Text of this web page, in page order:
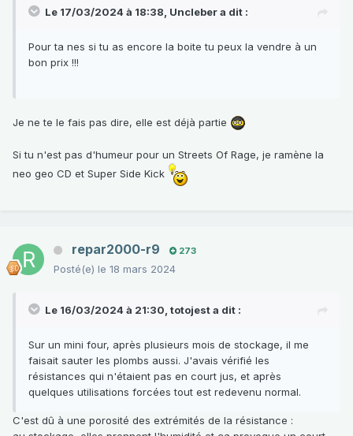
Le 17/03/2024 à 18:38, Unclebera dit :
Pour ta nes si tu as encore la boite tu peux la vendre à un
bon prix !!!
Je ne te le fais pas dire, elle est déjà partie
Si tu n'est pas d'humeur pour un Streets Of Rage, je ramène la
neo geo CD et Super Side Kick
repar2000-r9 273
Posté(e) le 18 mars 2024
Le 16/03/2024 à 21:30, totojesta dit :
Sur un mini four, après plusieurs mois de stockage, il me
faisait sauter les plombs aussi. J'avais vérifié les
résistances qui n'étaient pas en court jus, et après
quelques utilisations forcées tout est redevenu normal.
C'est dû à une porosité des extrémités de la résistance :